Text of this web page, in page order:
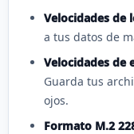
Velocidades de
a tus datos de
Velocidades de
Guarda tus
ojos.
Formato M.2